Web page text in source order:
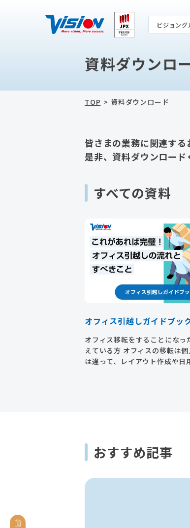
ビジョング
資料ダウンロ
TOP 資料ダウンロード
皆さまの業務に関連する
是非、資料ダウンロード
すべての資料
オフィス引越しガイドブッ
オフィス移転をすることになっ
えている方 オフィスの移転は
は違って、レイアウト作成や日
おすすめ記事